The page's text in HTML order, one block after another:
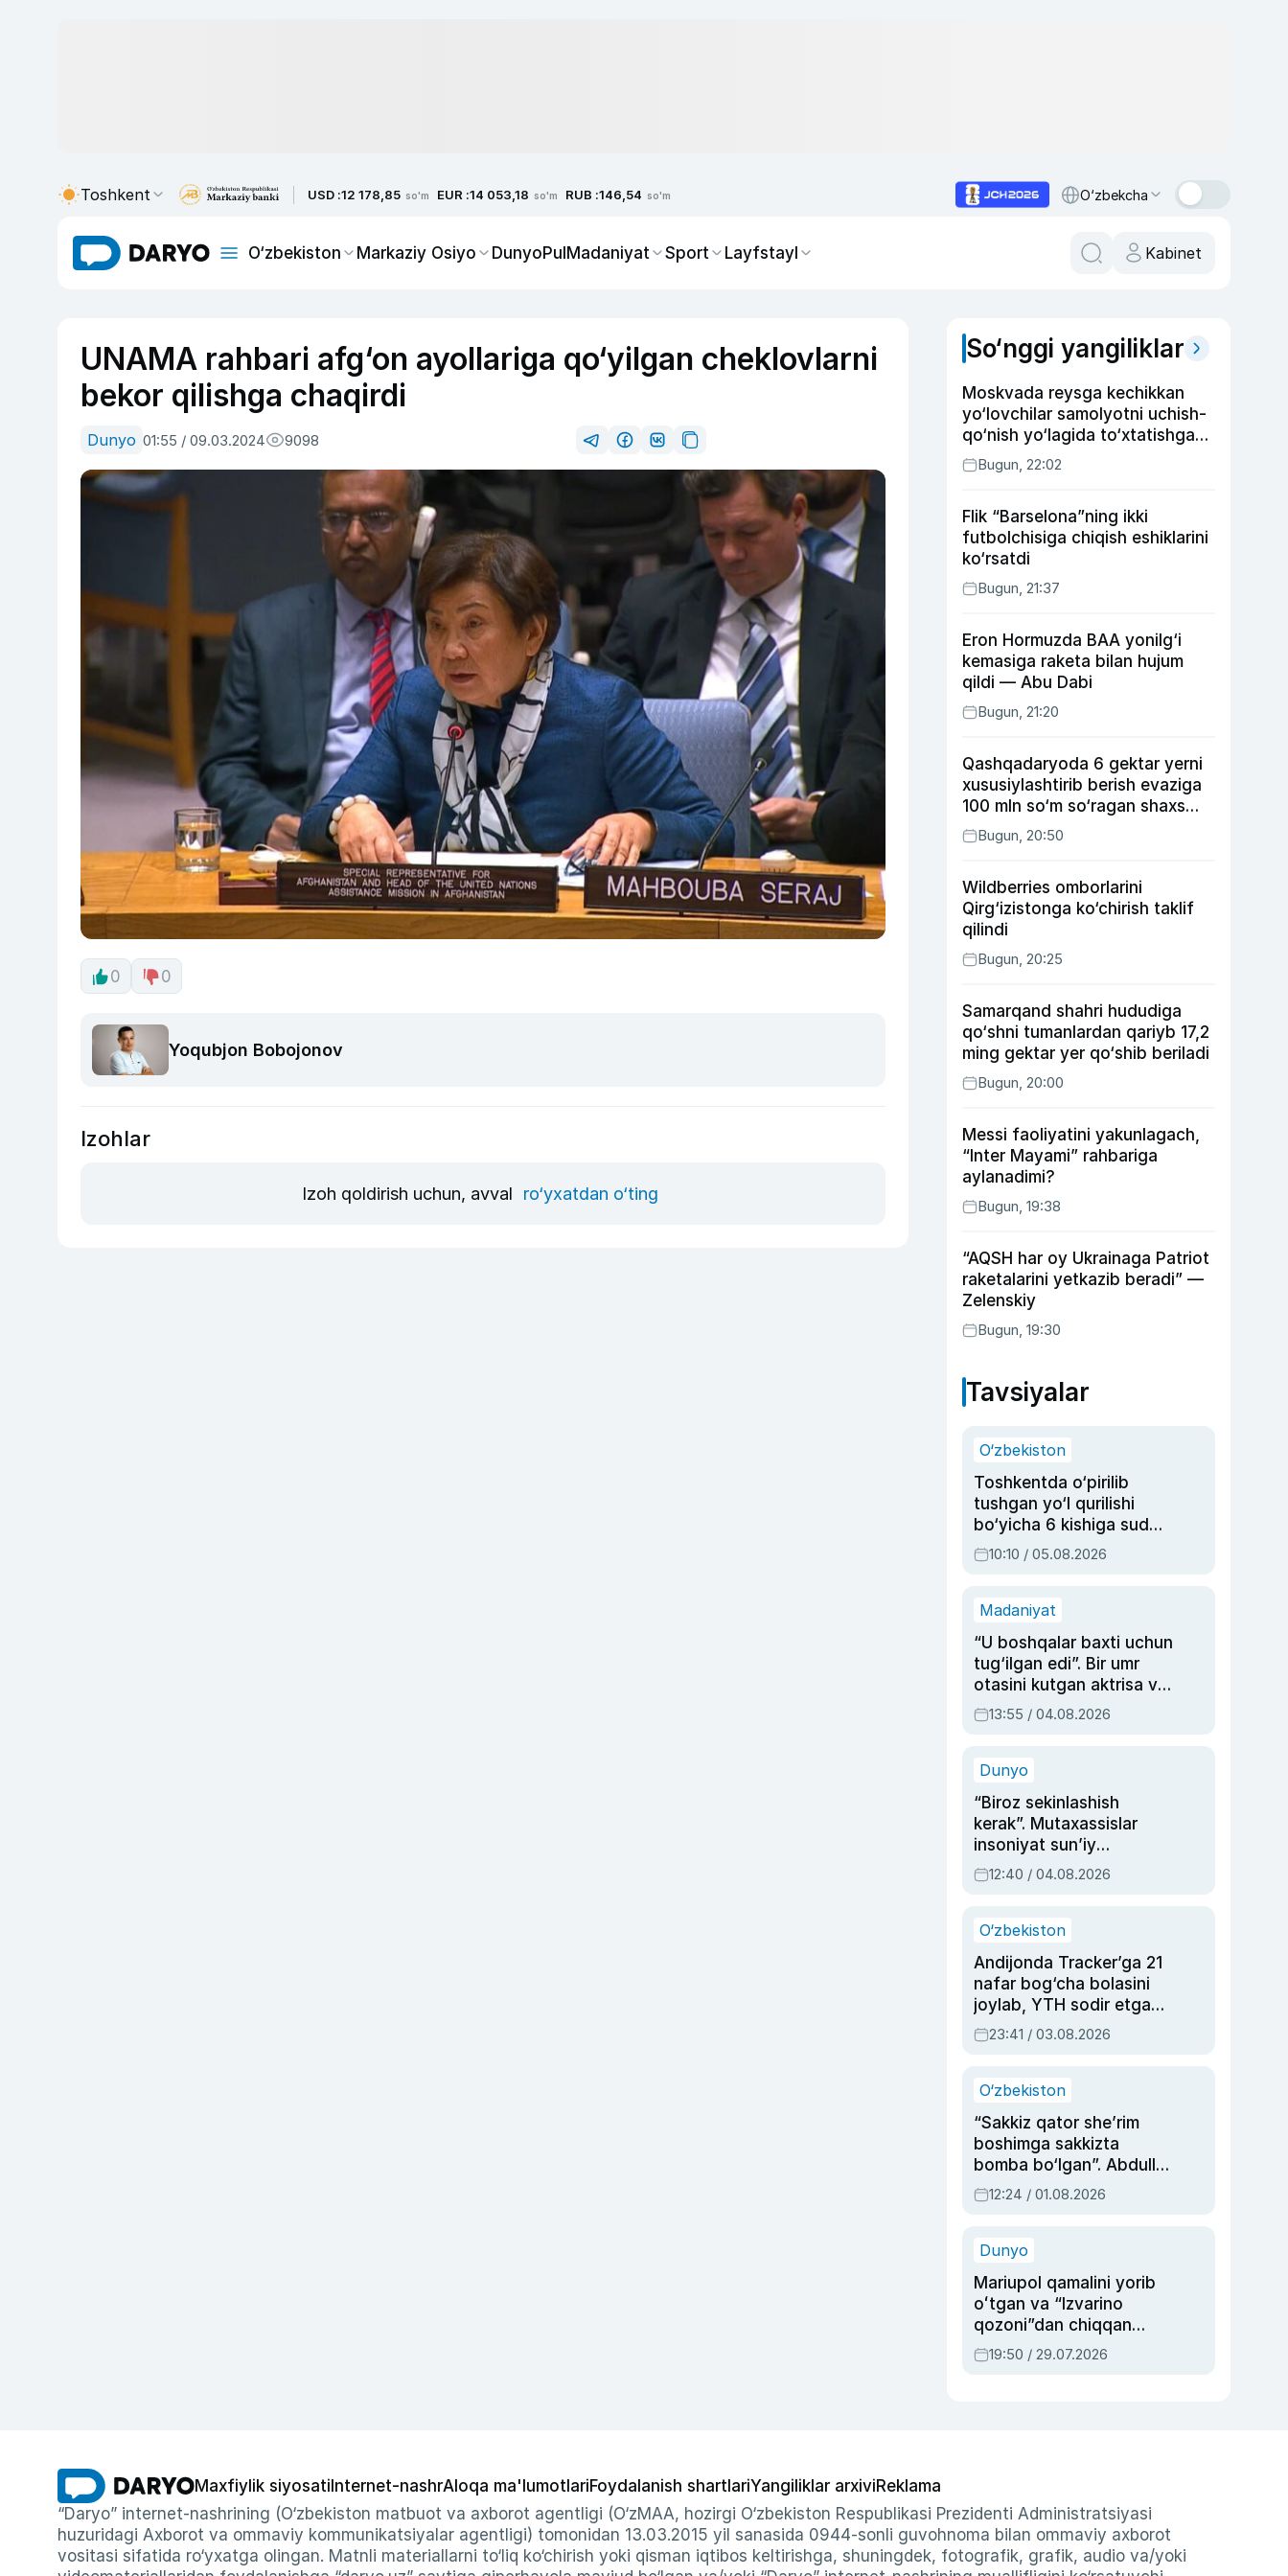
Toshkent USD :12 178,85 so'm EUR :14 053,18 so'm RUB :146,54 so'm O‘zbekcha
O‘zbekiston Markaziy Osiyo DunyoPulMadaniyat Sport Layfstayl Kabinet
UNAMA rahbari afg‘on ayollariga qo‘yilgan cheklovlarni
bekor qilishga chaqirdi
Dunyo 01:55 / 09.03.2024 9098
0 0
Yoqubjon Bobojonov
Izohlar
Izoh qoldirish uchun, avval ro‘yxatdan o‘ting
So‘nggi yangiliklar
Moskvada reysga kechikkan
yo‘lovchilar samolyotni uchish-
qo‘nish yo‘lagida to‘xtatishga
urindi (video)
Bugun, 22:02
Flik “Barselona”ning ikki
futbolchisiga chiqish eshiklarini
ko‘rsatdi
Bugun, 21:37
Eron Hormuzda BAA yonilg‘i
kemasiga raketa bilan hujum
qildi — Abu Dabi
Bugun, 21:20
Qashqadaryoda 6 gektar yerni
xususiylashtirib berish evaziga
100 mln so‘m so‘ragan shaxs
ushlandi
Bugun, 20:50
Wildberries omborlarini
Qirg‘izistonga ko‘chirish taklif
qilindi
Bugun, 20:25
Samarqand shahri hududiga
qo‘shni tumanlardan qariyb 17,2
ming gektar yer qo‘shib beriladi
Bugun, 20:00
Messi faoliyatini yakunlagach,
“Inter Mayami” rahbariga
aylanadimi?
Bugun, 19:38
“AQSH har oy Ukrainaga Patriot
raketalarini yetkazib beradi” —
Zelenskiy
Bugun, 19:30
Tavsiyalar
O‘zbekiston
Toshkentda o‘pirilib
tushgan yo‘l qurilishi
bo‘yicha 6 kishiga sud
hukmi o‘qildi
10:10 / 05.08.2026
Madaniyat
“U boshqalar baxti uchun
tug‘ilgan edi”. Bir umr
otasini kutgan aktrisa va
dublyaj ustasi Rimma
Ahmedovaning
13:55 / 04.08.2026
Dunyo
“Biroz sekinlashish
kerak”. Mutaxassislar
insoniyat sun’iy
intellektni boshqara
olmay qolishidan xavotir
12:40 / 04.08.2026
O‘zbekiston
Andijonda Tracker’ga 21
nafar bog‘cha bolasini
joylab, YTH sodir etgan
ayolga sud hukmi o‘qildi
23:41 / 03.08.2026
O‘zbekiston
“Sakkiz qator she’rim
boshimga sakkizta
bomba bo‘lgan”. Abdulla
Oripovni siyosiy
ayblovlardan asrab
12:24 / 01.08.2026
Dunyo
Mariupol qamalini yorib
oʻtgan va “Izvarino
qozoni”dan chiqqan
qahramon — Ukraina
armiyasi bosh
19:50 / 29.07.2026
Maxfiylik siyosati Internet-nashrAloqa ma'lumotlariFoydalanish shartlariYangiliklar arxiviReklama
“Daryo” internet-nashrining (O‘zbekiston matbuot va axborot agentligi (O‘zMAA, hozirgi O‘zbekiston Respublikasi Prezidenti Administratsiyasi
huzuridagi Axborot va ommaviy kommunikatsiyalar agentligi) tomonidan 13.03.2015 yil sanasida 0944-sonli guvohnoma bilan ommaviy axborot
vositasi sifatida ro‘yxatga olingan. Matnli materiallarni to‘liq ko‘chirish yoki qisman iqtibos keltirishga, shuningdek, fotografik, grafik, audio va/yoki